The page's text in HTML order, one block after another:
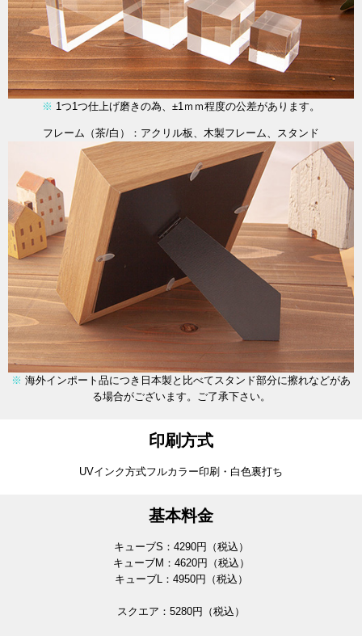
※ 1つ1つ仕上げ磨きの為、±1ｍｍ程度の公差があります。
フレーム（茶/白）：アクリル板、木製フレーム、スタンド
※ 海外インポート品につき日本製と比べてスタンド部分に擦れなどがあ
る場合がございます。ご了承下さい。
印刷方式
UVインク方式フルカラー印刷・白色裏打ち
基本料金
キューブS： 4290円（税込）
キューブM： 4620円（税込）
キューブL： 4950円（税込）
スクエア： 5280円（税込）